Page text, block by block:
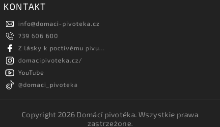
KONTAKT
info@domaci-pivoteka.cz
739 606 600
Z lásky k poctivému pivu...
domacipivoteka.cz/
YouTube
@domaci_pivoteka
Copyright 2026 Domácí pivotéka. Wszystkie prawa
zastrzeżone.